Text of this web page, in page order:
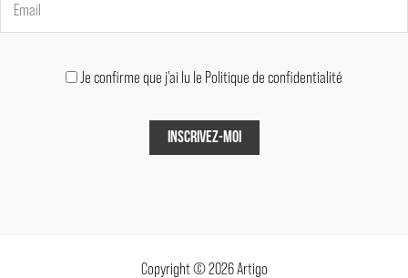
Je confirme que j'ai lu le Politique de confidentialité
Copyright © 2026 Artigo